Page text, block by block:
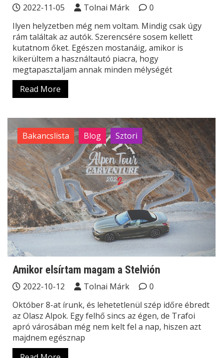
2022-11-05 Tolnai Márk
0
Ilyen helyzetben még nem voltam. Mindig csak úgy
rám találtak az autók. Szerencsére sosem kellett
kutatnom őket. Egészen mostanáig, amikor is
kikerültem a használtautó piacra, hogy
megtapasztaljam annak minden mélységét
Read More
Bakancslista Blog Sztori
Amikor elsírtam magam a Stelvión
2022-10-12 Tolnai Márk
0
Október 8-at írunk, és lehetetlenül szép időre ébredt
az Olasz Alpok. Egy felhő sincs az égen, de Trafoi
apró városában még nem kelt fel a nap, hiszen azt
majdnem egésznap